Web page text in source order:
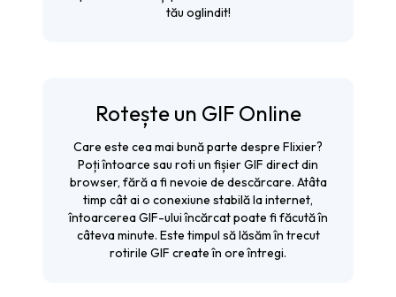
tău oglindit!
Rotește un GIF Online
Care este cea mai bună parte despre Flixier?
Poți întoarce sau roti un fișier GIF direct din
browser, fără a fi nevoie de descărcare. Atâta
timp cât ai o conexiune stabilă la internet,
întoarcerea GIF-ului încărcat poate fi făcută în
câteva minute. Este timpul să lăsăm în trecut
rotirile GIF create în ore întregi.